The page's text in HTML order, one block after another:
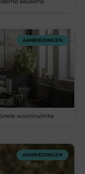
AANBIEDINGEN
woonruimte
AANBIEDINGEN